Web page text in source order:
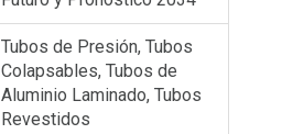
Tubos de Presión, Tubos
Colapsables, Tubos de
Aluminio Laminado, Tubos
Revestidos